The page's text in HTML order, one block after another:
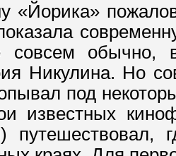
«Йорика»
совсем обычно,
Никулина. Но
под
известных
путешествовал,